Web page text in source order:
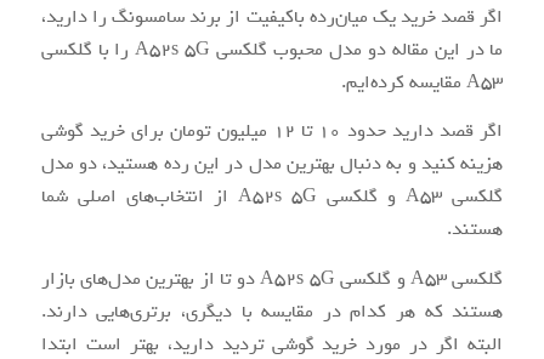
اگر قصد خرید یک میان‌رده باکیفیت از برند سامسونگ را دارید،
ما در این مقاله دو مدل محبوب گلکسی A52s 5G را با گلکسی
A53 مقایسه کرده‌ایم.
اگر قصد دارید حدود 10 تا 12 میلیون تومان برای خرید گوشی
هزینه کنید و به دنبال بهترین مدل در این رده هستید، دو مدل
گلکسی A53 و گلکسی A52s 5G از انتخاب‌های اصلی شما
هستند.
گلکسی A53 و گلکسی A52s 5G دو تا از بهترین مدل‌های بازار
هستند که هر کدام در مقایسه با دیگری، برتری‌هایی دارند.
البته اگر در مورد خرید گوشی تردید دارید، بهتر است ابتدا